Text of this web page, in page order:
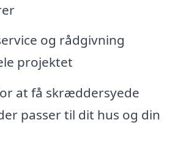
og rådgivning
projektet
at få skræddersyede
passer til dit hus og din